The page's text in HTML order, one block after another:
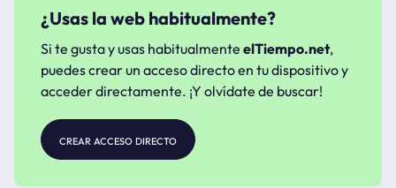
¿Usas la web habitualmente?
Si te gusta y usas habitualmente elTiempo.net,
puedes crear un acceso directo en tu dispositivo y
acceder directamente. ¡Y olvídate de buscar!
crear acceso directo